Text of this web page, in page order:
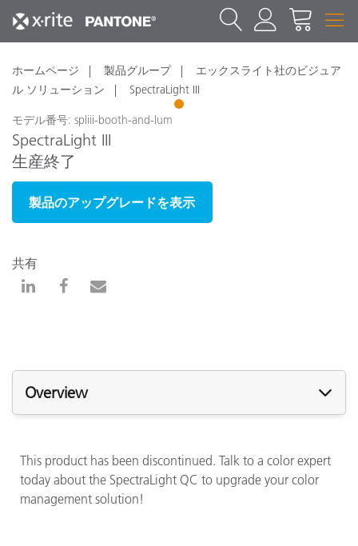
ホームページ 製品グループ
エックスライト社のビジュア
ル ソリューション
SpectraLight III
1
モデル番号: spliii-booth-and-lum
SpectraLight III
生産終了
製品のアップグレードを表示
共有
Overview
This product has been discontinued. Talk to a color expert
today about the SpectraLight QC to upgrade your color
management solution!